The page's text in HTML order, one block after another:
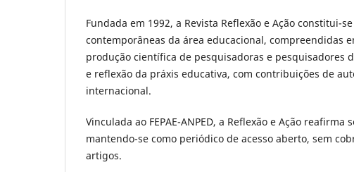
Fundada em 1992, a Revista Reflexão e Ação constitui-
contemporâneas da área educacional, compreendidas
produção científica de pesquisadoras e pesquisadores
e reflexão da práxis educativa, com contribuições de
internacional.
Vinculada ao FEPAE-ANPED, a Reflexão e Ação
mantendo-se como periódico de acesso aberto, sem
artigos.